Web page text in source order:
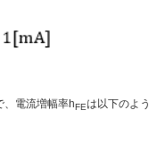
、電流増幅率hFEは以下のよう